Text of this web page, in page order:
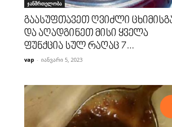
ჯანმრთელობა
გაასუფთავეთ ღვიძლი
და აღადგინეთ მისი ყველა
ფუნქცია სულ რაღაც 7...
vap - იანვარი 5, 2023